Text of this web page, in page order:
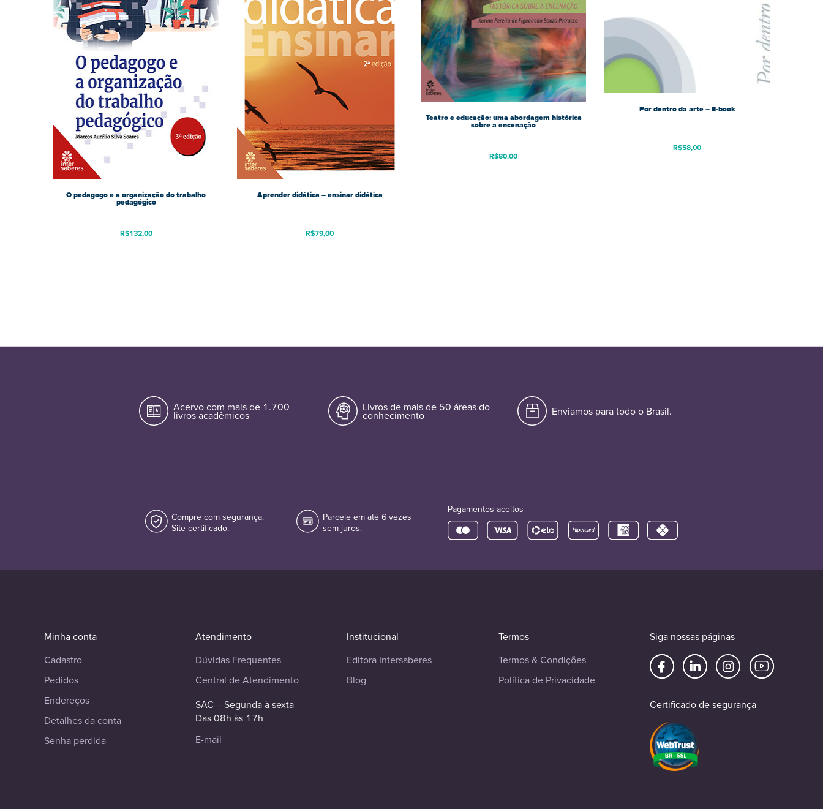
O pedagogo e a organização do trabalho
pedagógico
R$132,00
Aprender didática – ensinar didática
R$79,00
Teatro e educação: uma abordagem histórica
sobre a encenação
R$80,00
Por dentro da arte – E-book
R$58,00
Acervo com mais de 1.700
livros acadêmicos
Livros de mais de 50 áreas do
conhecimento Enviamos para todo o Brasil.
Compre com segurança.
Site certificado.
Parcele em até 6 vezes
sem juros.
Pagamentos aceitos
Minha conta
Cadastro
Pedidos
Endereços
Detalhes da conta
Senha perdida
Atendimento
Dúvidas Frequentes
Central de Atendimento
SAC – Segunda à sexta
Das 08h às 17h
E-mail
Institucional
Editora Intersaberes
Blog
Termos
Termos & Condições
Política de Privacidade
Siga nossas páginas
Certificado de segurança